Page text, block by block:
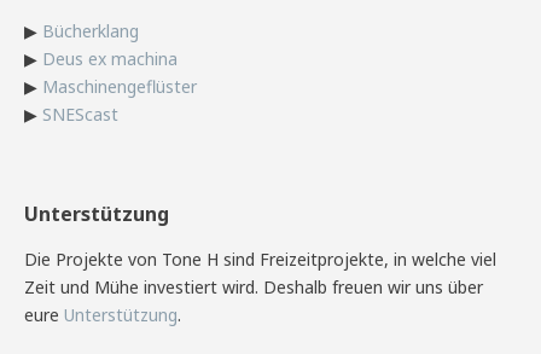
▶ Bücherklang
▶ Deus ex machina
▶ Maschinengeflüster
▶ SNEScast
Unterstützung
Die Projekte von Tone H sind Freizeitprojekte, in welche viel
Zeit und Mühe investiert wird. Deshalb freuen wir uns über
eure Unterstützung.